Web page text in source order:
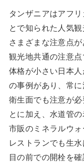
タンザニアはアフ
とで知られた人気
さまざまな注意点が
観光地共通の注意点
体格が小さい日本
の事例があり、常に
衛生面でも注意が
とに加え、水道管
市販のミネラルウォ
レストランでも生
目の前での開栓を